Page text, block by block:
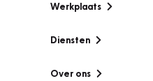
Werkplaats
Diensten
Over ons